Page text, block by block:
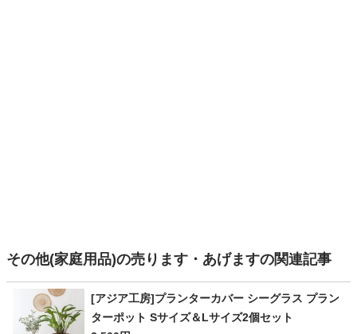
その他(家庭用品)の売ります・あげますの関連記事
[アジア工房]プランターカバー シーグラス プラン
ターポット Sサイズ＆Lサイズ2個セット